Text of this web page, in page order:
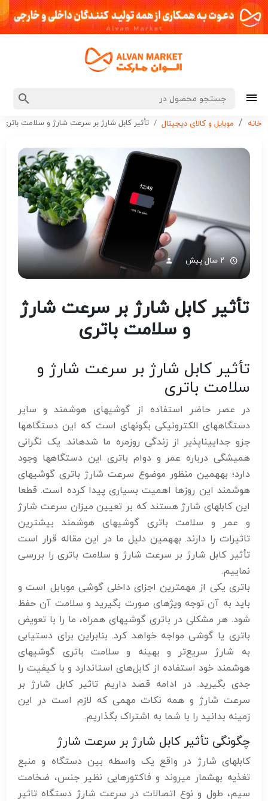
خانه موبایل و کالای دیجیتال تأثیر کابل شارژ بر سرعت شارژ و سلامت باتری
۲ سال پیش
تأثیر کابل شارژ بر سرعت شارژ
و سلامت باتری
تأثیر کابل شارژ بر سرعت شارژ و
سلامت باتری
در عصر حاضر استفاده از گوشیهای هوشمند و سایر
دستگاههای الکترونیکی بگونهای است که این دستگاهها
جزو جداییناپذیر از زندگی روزمره ما شدهاند. یک نگرانی
همیشگی درباره عمر و دوام باتری این دستگاهها وجود
دارد؛ بههمین منظور موضوع سرعت شارژ باتری گوشیهای
هوشمند این روزها اهمیت بسیاری پیدا کرده است. قطعا
این کابلهای شارژ هستند که بر تعیین میزان سرعت شارژ
و عمر و سلامت باتری گوشیهای هوشمند بیشترین
تاثیرات را دارند. بههمین دلیل ما در این مقاله قرار است
تأثیر کابل شارژ بر سرعت شارژ و سلامت باتری را بررسی
نماییم.
باتری یکی از مهم‎ترین اجزای داخلی گوشی موبایل است و
باید به آن توجه ویژهای صورت بگیرید و سلامت آن حفظ
شود. هر مشکلی در باتری گوشیهای همراه، ما را با تعویض
باتری یا گوشی مواجه خواهد کرد. بنابراین برای دستیابی
به شارژ سریع‌تر و بهینه و سلامت باتری گوشیهای
هوشمند خود استفاده از کابل‌های استاندارد و با کیفیت را
جدی بگیرید. در ادامه قصد داریم تاثیر کابل شارژ بر
سرعت شارژ و همه نکات مهمی که لازم است در این
زمینه بدانید را با شما به اشتراک بگذاریم.
چگونگی تأثیر کابل شارژ بر سرعت شارژ
کابلهای شارژ در واقع یک واسطه بین دستگاه و منبع
تغذیه بهشمار میروند و فاکتورهایی نظیر جنس، ضخامت
سیم، طول و نوع اتصالات در سرعت شارژ دستگاه تاثیر